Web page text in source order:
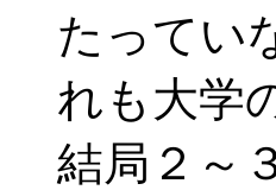
たってい
れも大学
結局２～